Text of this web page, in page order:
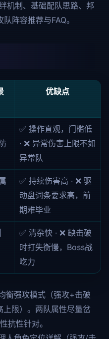
机制、基础配队思路、邦
阵容推荐与FAQ。
优缺点
✅ 操作直观，门槛低
· ❌ 异常伤害上限不如
异常队
✅ 持续伤害高 · ❌ 驱
动盘词条要求高，前
期难毕业
✅ 清杂快 · ❌ 缺击破
时打失衡慢，Boss战
吃力
衡强攻模式（强攻+击破
限）。两队属性尽量岔
抗性针对。